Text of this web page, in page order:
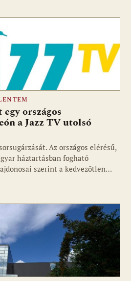
országos
a Jazz TV utolsó
Az országos elérésű,
háztartásban fogható
szerint a kedvezőtlen…